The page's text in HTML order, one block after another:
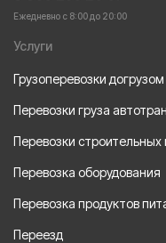
Ежедневно с 8:00 до 20:00
Услуги
Грузоперевозки догрузом
Перевозки груза
Перевозки
Перевозка оборудования
Перевозка продуктов
Переезд